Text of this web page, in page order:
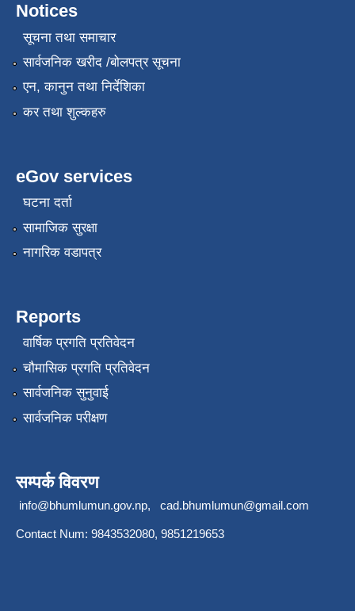
Notices
सूचना तथा समाचार
सार्वजनिक खरीद /बोलपत्र सूचना
एन, कानुन तथा निर्देशिका
कर तथा शुल्कहरु
eGov services
घटना दर्ता
सामाजिक सुरक्षा
नागरिक वडापत्र
Reports
वार्षिक प्रगति प्रतिवेदन
चौमासिक प्रगति प्रतिवेदन
सार्वजनिक सुनुवाई
सार्वजनिक परीक्षण
सम्पर्क विवरण
info@bhumlumun.gov.np, cad.bhumlumun@gmail.com
Contact Num: 9843532080, 9851219653